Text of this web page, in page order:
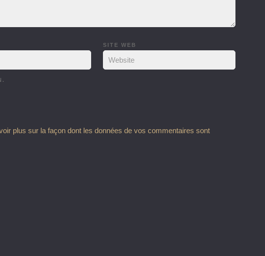
SITE WEB
plus sur la façon dont les données de vos commentaires sont